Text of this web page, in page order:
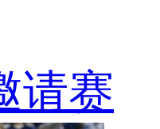
请赛